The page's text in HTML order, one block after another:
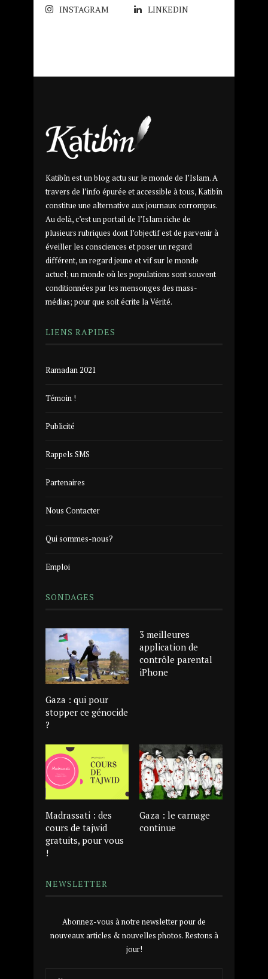
INSTAGRAM
LINKEDIN
Katibîn est un blog actu sur le monde de l’Islam. A
travers de l’info épurée et accessible à tous, Katibîn
constitue une alternative aux journaux corrompus.
Au delà, c’est un portail de l’Islam riche de
plusieurs rubriques dont l’objectif est de parvenir à
éveiller les consciences et poser un regard
différent, un regard jeune et vif sur le monde
actuel; un monde où les populations sont souvent
conditionnées par les mensonges des mass-
médias; pour que soit écrite la Vérité.
LIENS RAPIDES
Ramadan 2021
Témoin !
Publicité
Rappels SMS
Partenaires
Nous Contacter
Qui sommes-nous?
Emploi
SONDAGES
Gaza : qui pour
stopper ce génocide
?
3 meilleures
application de
contrôle parental
iPhone
Madrassati : des
cours de tajwid
gratuits, pour vous
!
Gaza : le carnage
continue
NEWSLETTER
Abonnez-vous à notre newsletter pour de
nouveaux articles & nouvelles photos. Restons à
jour!